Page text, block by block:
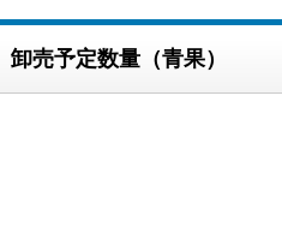
売予定数量（青果）